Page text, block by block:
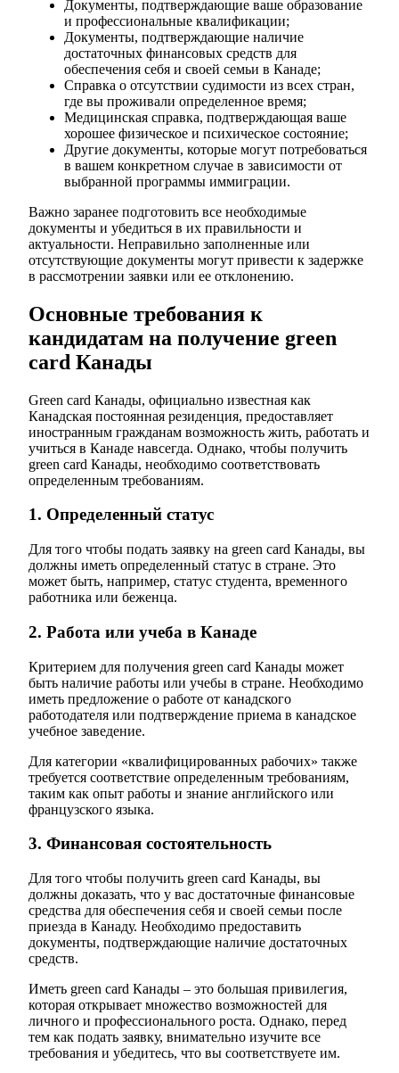
Документы, подтверждающие ваше образование
и профессиональные квалификации;
Документы, подтверждающие наличие
достаточных финансовых средств для
обеспечения себя и своей семьи в Канаде;
Справка о отсутствии судимости из всех стран,
где вы проживали определенное время;
Медицинская справка, подтверждающая ваше
хорошее физическое и психическое состояние;
Другие документы, которые могут потребоваться
в вашем конкретном случае в зависимости от
выбранной программы иммиграции.
Важно заранее подготовить все необходимые
документы и убедиться в их правильности и
актуальности. Неправильно заполненные или
отсутствующие документы могут привести к задержке
в рассмотрении заявки или ее отклонению.
Основные требования к
кандидатам на получение green
card Канады
Green card Канады, официально известная как
Канадская постоянная резиденция, предоставляет
иностранным гражданам возможность жить, работать и
учиться в Канаде навсегда. Однако, чтобы получить
green card Канады, необходимо соответствовать
определенным требованиям.
1. Определенный статус
Для того чтобы подать заявку на green card Канады, вы
должны иметь определенный статус в стране. Это
может быть, например, статус студента, временного
работника или беженца.
2. Работа или учеба в Канаде
Критерием для получения green card Канады может
быть наличие работы или учебы в стране. Необходимо
иметь предложение о работе от канадского
работодателя или подтверждение приема в канадское
учебное заведение.
Для категории «квалифицированных рабочих» также
требуется соответствие определенным требованиям,
таким как опыт работы и знание английского или
французского языка.
3. Финансовая состоятельность
Для того чтобы получить green card Канады, вы
должны доказать, что у вас достаточные финансовые
средства для обеспечения себя и своей семьи после
приезда в Канаду. Необходимо предоставить
документы, подтверждающие наличие достаточных
средств.
Иметь green card Канады – это большая привилегия,
которая открывает множество возможностей для
личного и профессионального роста. Однако, перед
тем как подать заявку, внимательно изучите все
требования и убедитесь, что вы соответствуете им.